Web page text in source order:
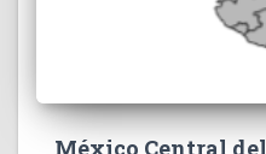
México Central